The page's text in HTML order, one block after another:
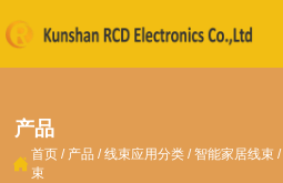
产品
 首页 / 产品 /线束应用分类 /智能家居线束 /
束